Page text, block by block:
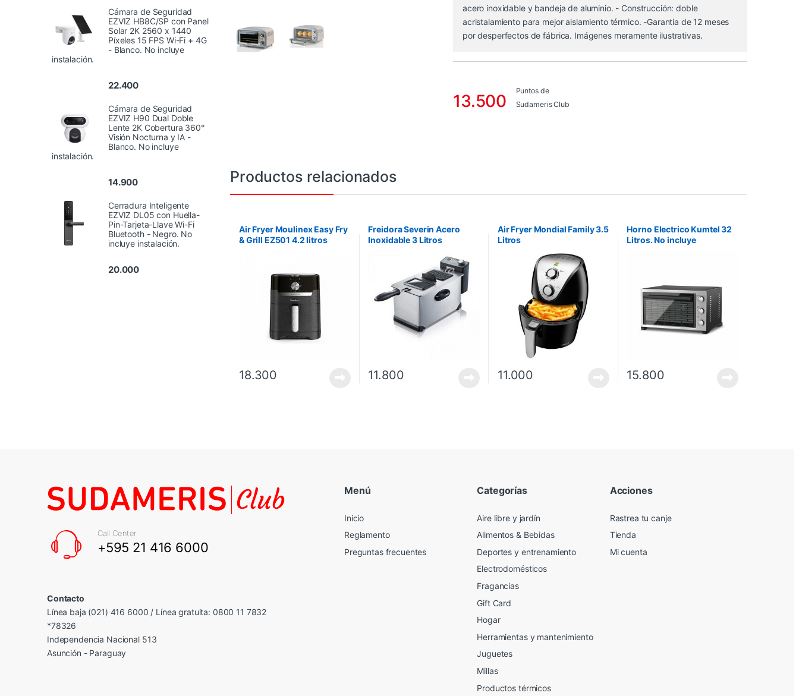
acero inoxidable y bandeja de aluminio. - Construcción: doble
acristalamiento para mejor aislamiento térmico. -Garantia de 12 meses
por desperfectos de fábrica. Imágenes meramente ilustrativas.
13.500
Puntos de
Sudameris Club
Productos relacionados
Air Fryer Moulinex Easy Fry
& Grill EZ501 4.2 litros
18.300
Freidora Severin Acero
Inoxidable 3 Litros
11.800
Air Fryer Mondial Family 3.5
Litros
11.000
Horno Electrico Kumtel 32
Litros. No incluye
15.800
Cámara de Seguridad
EZVIZ HB8C/SP con Panel
Solar 2K 2560 x 1440
Píxeles 15 FPS Wi-Fi + 4G
- Blanco. No incluye
instalación.
22.400
Cámara de Seguridad
EZVIZ H90 Dual Doble
Lente 2K Cobertura 360°
Visión Nocturna y IA -
Blanco. No incluye
instalación.
14.900
Cerradura Inteligente
EZVIZ DL05 con Huella-
Pin-Tarjeta-Llave Wi-Fi
Bluetooth - Negro. No
incluye instalación.
20.000
Call Center
+595 21 416 6000
Contacto
Línea baja (021) 416 6000 / Línea gratuita: 0800 11 7832
*78326
Independencia Nacional 513
Asunción - Paraguay
Menú
Inicio
Reglamento
Preguntas frecuentes
Categorías
Aire libre y jardín
Alimentos & Bebidas
Deportes y entrenamiento
Electrodomésticos
Fragancias
Gift Card
Hogar
Herramientas y mantenimiento
Juguetes
Millas
Productos térmicos
Acciones
Rastrea tu canje
Tienda
Mi cuenta